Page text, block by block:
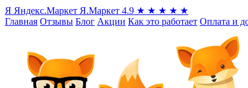
Я Яндекс.Маркет Я.Маркет 4.9 ★ ★ ★ ★ ★
Главная Отзывы Блог Акции Как это работает Оплата и